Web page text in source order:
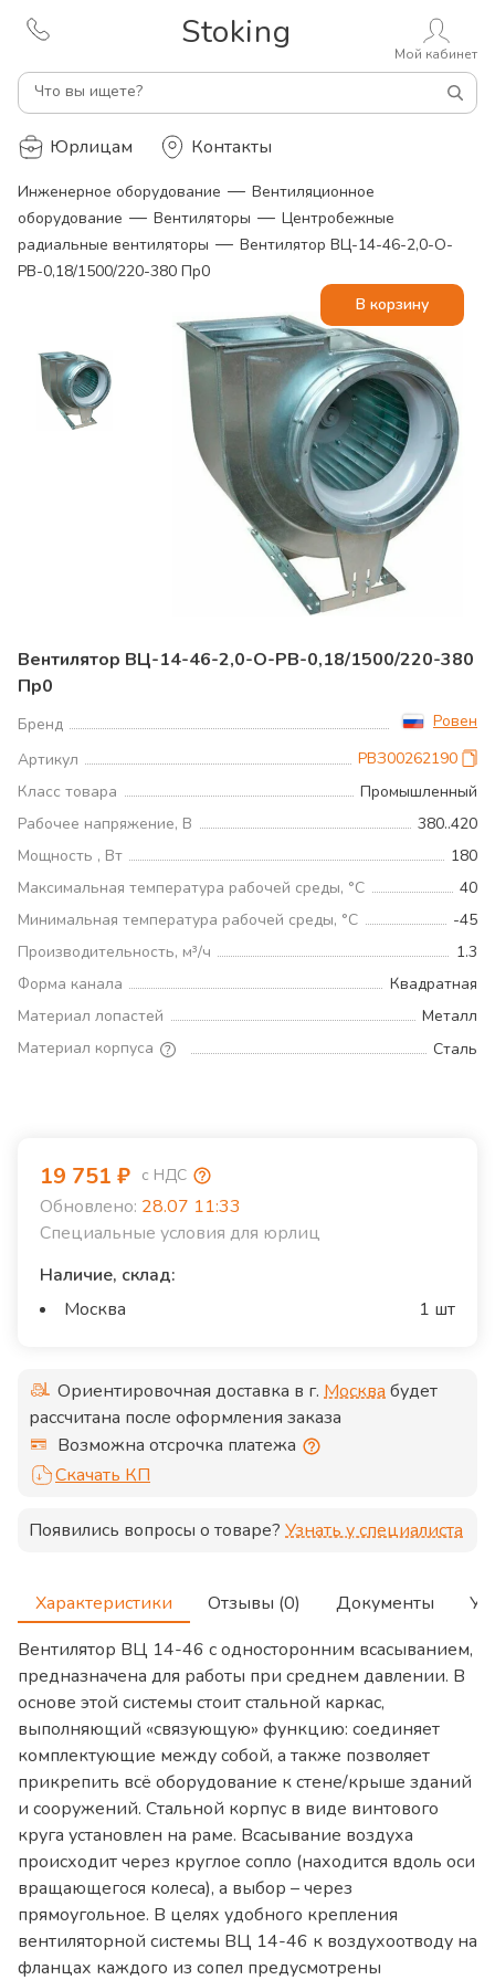
Stoking
Что вы ищете?
Мой кабинет
Юрлицам Контакты
Инженерное оборудование — Вентиляционное
оборудование — Вентиляторы — Центробежные
радиальные вентиляторы — Вентилятор ВЦ-14-46-2,0-О-
РВ-0,18/1500/220-380 Пр0
Вентилятор ВЦ-14-46-2,0-О-РВ-0,18/1500/220-380
Пр0
Бренд
Ровен
Артикул
РВЗ00262190
Класс товара
Промышленный
Рабочее напряжение, В
380..420
Мощность , Вт
180
Максимальная температура рабочей среды, °С
40
Минимальная температура рабочей среды, °С
-45
Производительность, м³/ч
1.3
Форма канала
Квадратная
Материал лопастей
Металл
Материал корпуса
Сталь
19 751 ₽ с НДС
Обновлено: 28.07 11:33
Специальные условия для юрлиц
Наличие, склад:
Москва
1 шт
В корзину
Ориентировочная доставка в г. Москвабудет
рассчитана после оформления заказа
Возможна отсрочка платежа
Скачать КП
Появились вопросы о товаре? Узнать у специалиста
Характеристики Отзывы (0) Документы
Вентилятор ВЦ 14-46 с односторонним всасыванием,
предназначена для работы при среднем давлении. В
основе этой системы стоит стальной каркас,
выполняющий «связующую» функцию: соединяет
комплектующие между собой, а также позволяет
прикрепить всё оборудование к стене/крыше зданий
и сооружений. Стальной корпус в виде винтового
круга установлен на раме. Всасывание воздуха
происходит через круглое сопло (находится вдоль оси
вращающегося колеса), а выбор – через
прямоугольное. В целях удобного крепления
вентиляторной системы ВЦ 14-46 к воздухоотводу на
фланцах каждого из сопел предусмотрены